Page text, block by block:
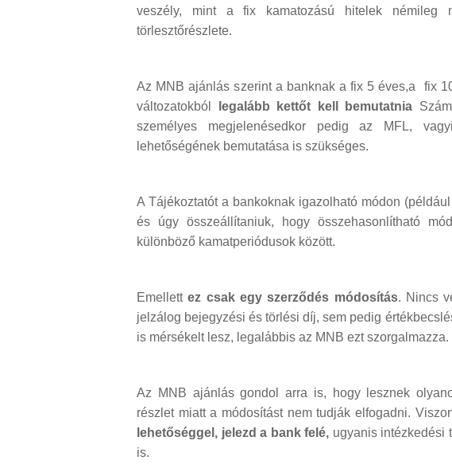
veszély, mint a fix kamatozású hitelek némileg
törlesztőrészlete.
Az MNB ajánlás szerint a banknak a fix 5 éves,a fix
változatokból
legalább kettőt kell bemutatnia
személyes megjelenésedkor pedig az MFL,
lehetőségének bemutatása is szükséges.
A Tájékoztatót a bankoknak igazolható módon
és úgy összeállítaniuk, hogy összehasonlítható
különböző kamatperiódusok között.
Emellettez csak egy szerződés módosítás. Nincs
jelzálog bejegyzési és törlési díj, sem pedig
is mérsékelt lesz, legalábbis az MNB ezt szorgalmazza.
Az MNB ajánlás gondol arra is, hogy lesznek
részlet miatt a módosítást nem tudják elfogadni.
lehetőséggel, jelezd a bank felé, ugyanis intézkedési
is.